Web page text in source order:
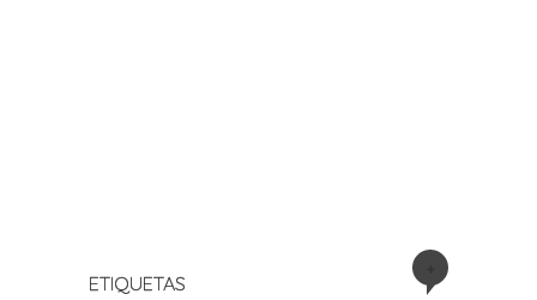
ETIQUETAS